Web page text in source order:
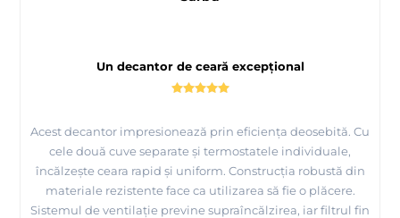
Un decantor de ceară excepțional
Acest decantor impresionează prin eficiența deosebită. Cu
cele două cuve separate și termostatele individuale,
încălzește ceara rapid și uniform. Construcția robustă din
materiale rezistente face ca utilizarea să fie o plăcere.
Sistemul de ventilație previne supraîncălzirea, iar filtrul fin